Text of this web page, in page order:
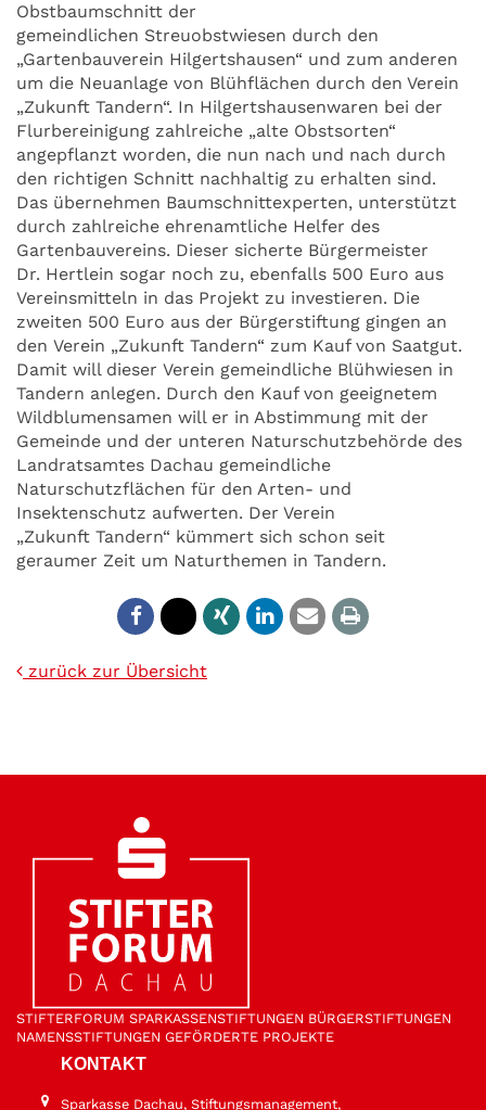
Obstbaumschnitt der
gemeindlichen Streuobstwiesen durch den
„Gartenbauverein Hilgertshausen“ und zum anderen
um die Neuanlage von Blühflächen durch den Verein
„Zukunft Tandern“. In Hilgertshausenwaren bei der
Flurbereinigung zahlreiche „alte Obstsorten“
angepflanzt worden, die nun nach und nach durch
den richtigen Schnitt nachhaltig zu erhalten sind.
Das übernehmen Baumschnittexperten, unterstützt
durch zahlreiche ehrenamtliche Helfer des
Gartenbauvereins. Dieser sicherte Bürgermeister
Dr. Hertlein sogar noch zu, ebenfalls 500 Euro aus
Vereinsmitteln in das Projekt zu investieren. Die
zweiten 500 Euro aus der Bürgerstiftung gingen an
den Verein „Zukunft Tandern“ zum Kauf von Saatgut.
Damit will dieser Verein gemeindliche Blühwiesen in
Tandern anlegen. Durch den Kauf von geeignetem
Wildblumensamen will er in Abstimmung mit der
Gemeinde und der unteren Naturschutzbehörde des
Landratsamtes Dachau gemeindliche
Naturschutzflächen für den Arten- und
Insektenschutz aufwerten. Der Verein
„Zukunft Tandern“ kümmert sich schon seit
geraumer Zeit um Naturthemen in Tandern.
zurück zur Übersicht
STIFTER­FORUM SPARKASSEN­STIFTUNGEN BÜRGER­STIFTUNGEN
NAMENS­STIFTUNGEN GEFÖRDERTE PROJEKTE
KONTAKT
Sparkasse Dachau, Stiftungsmanagement,